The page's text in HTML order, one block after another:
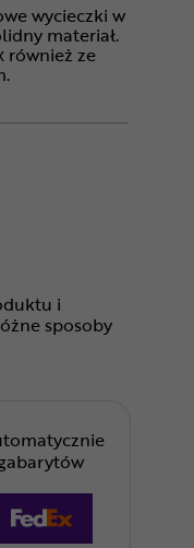
wycieczki w
materiał.
również ze
i
sposoby